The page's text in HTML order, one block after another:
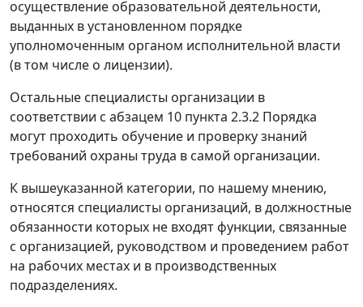
осуществление образовательной деятельности,
выданных в установленном порядке
уполномоченным органом исполнительной власти
(в том числе о лицензии).
Остальные специалисты организации в
соответствии с абзацем 10 пункта 2.3.2 Порядка
могут проходить обучение и проверку знаний
требований охраны труда в самой организации.
К вышеуказанной категории, по нашему мнению,
относятся специалисты организаций, в должностные
обязанности которых не входят функции, связанные
с организацией, руководством и проведением работ
на рабочих местах и в производственных
подразделениях.